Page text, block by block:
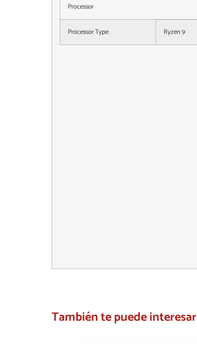
Processor
Processor Type Ryzen 9
También te puede interesar